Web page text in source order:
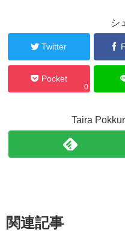
シ
Twitter
Pocket
0
Taira
関連記事